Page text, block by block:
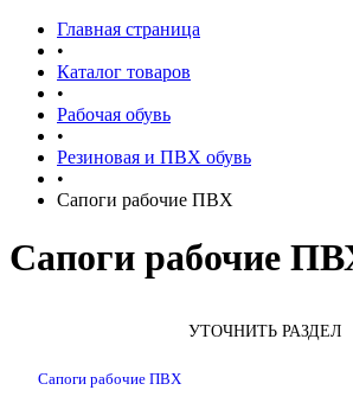
Главная страница
•
Каталог товаров
•
Рабочая обувь
•
Резиновая и ПВХ обувь
•
Сапоги рабочие ПВХ
Сапоги рабочие
УТОЧНИТЬ РАЗДЕЛ
Сапоги рабочие ПВХ